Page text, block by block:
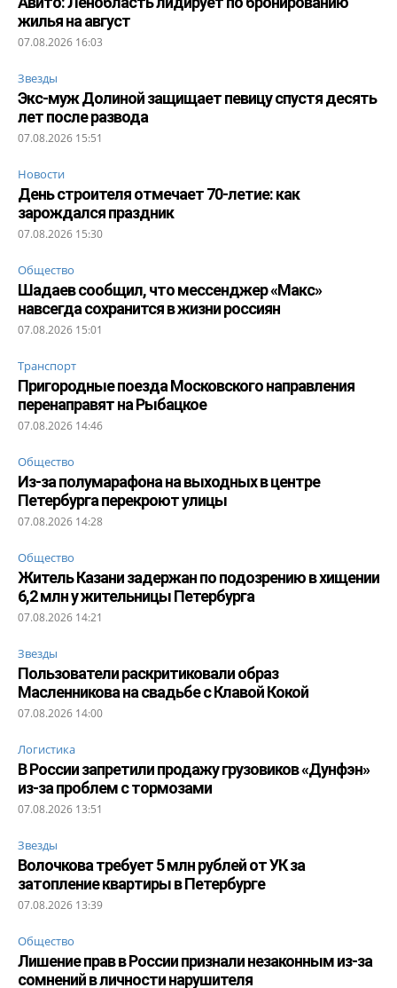
жилья на август
07.08.2026 16:03
Звезды
Экс-муж Долиной защищает певицу спустя десять
лет после развода
07.08.2026 15:51
Новости
День строителя отмечает 70-летие: как
зарождался праздник
07.08.2026 15:30
Общество
Шадаев сообщил, что мессенджер «Макс»
навсегда сохранится в жизни россиян
07.08.2026 15:01
Транспорт
Пригородные поезда Московского направления
перенаправят на Рыбацкое
07.08.2026 14:46
Общество
Из-за полумарафона на выходных в центре
Петербурга перекроют улицы
07.08.2026 14:28
Общество
Житель Казани задержан по подозрению в хищении
6,2 млн у жительницы Петербурга
07.08.2026 14:21
Звезды
Пользователи раскритиковали образ
Масленникова на свадьбе с Клавой Кокой
07.08.2026 14:00
Логистика
В России запретили продажу грузовиков «Дунфэн»
из-за проблем с тормозами
07.08.2026 13:51
Звезды
Волочкова требует 5 млн рублей от УК за
затопление квартиры в Петербурге
07.08.2026 13:39
Общество
Лишение прав в России признали незаконным из-за
сомнений в личности нарушителя